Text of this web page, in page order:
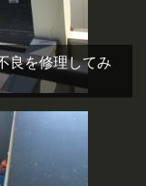
良を修理してみ